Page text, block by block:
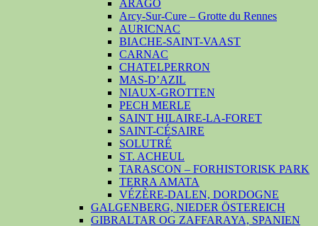
ARAGO
Arcy-Sur-Cure – Grotte du Rennes
AURICNAC
BIACHE-SAINT-VAAST
CARNAC
CHATELPERRON
MAS-D’AZIL
NIAUX-GROTTEN
PECH MERLE
SAINT HILAIRE-LA-FORET
SAINT-CÉSAIRE
SOLUTRÉ
ST. ACHEUL
TARASCON – FORHISTORISK PARK
TERRA AMATA
VÉZÈRE-DALEN, DORDOGNE
GALGENBERG, NIEDER ÖSTEREICH
GIBRALTAR OG ZAFFARAYA, SPANIEN